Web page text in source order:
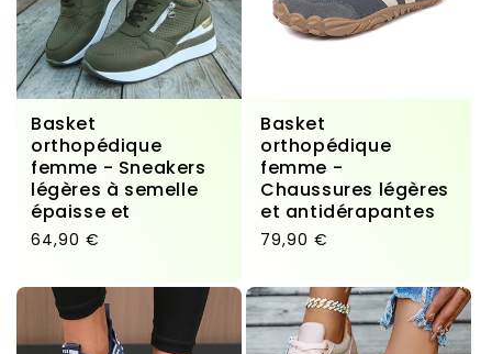
Basket
orthopédique
femme - Sneakers
légères à semelle
épaisse et
Prix habituel
64,90 €
Basket
orthopédique
femme -
Chaussures légères
et antidérapantes
Prix habituel
79,90 €